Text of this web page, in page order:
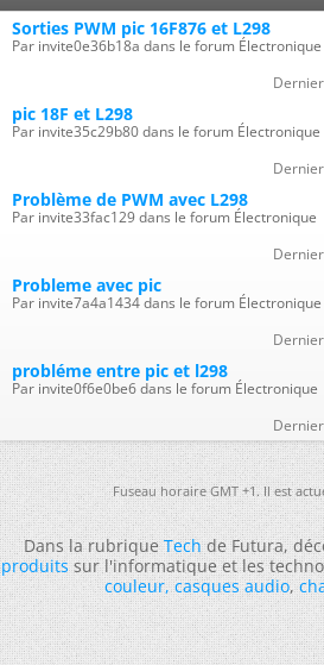
Sorties PWM pic 16F876 et L298
Par invite0e36b18a dans le forum Électronique
pic 18F et L298
Par invite35c29b80 dans le forum Électronique
Problème de PWM avec L298
Par invite33fac129 dans le forum Électronique
Probleme avec pic
Par invite7a4a1434 dans le forum Électronique
probléme entre pic et l298
Par invite0f6e0be6 dans le forum Électronique
Fuseau horaire GMT +1. Il est
Dans la rubriqueTechde Futura,
produitssur l'informatique et les
couleur,casques audio,